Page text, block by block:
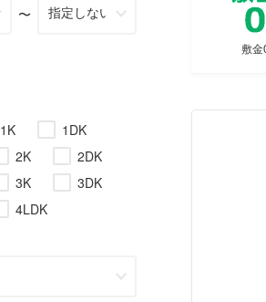
敷金
〜
1K
1DK
2K
2DK
3K
3DK
4LDK